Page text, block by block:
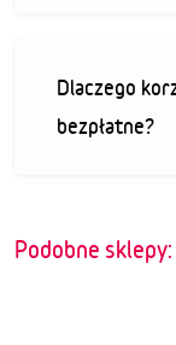
Dlaczego
bezpłatne?
Podobne sklepy: